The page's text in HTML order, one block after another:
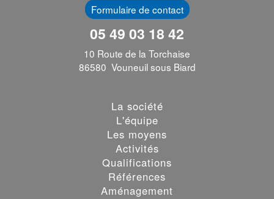
Formulaire de contact
05 49 03 18 42
10 Route de la Torchaise
86580 Vouneuil sous Biard
La société
L'équipe
Les moyens
Activités
Qualifications
Références
Aménagement